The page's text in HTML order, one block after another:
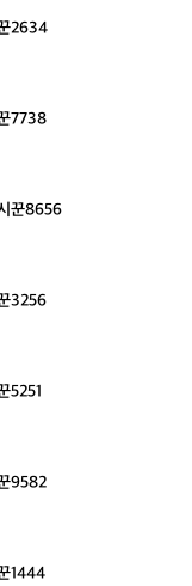
2634
7738
꾼8656
3256
5251
9582
1444